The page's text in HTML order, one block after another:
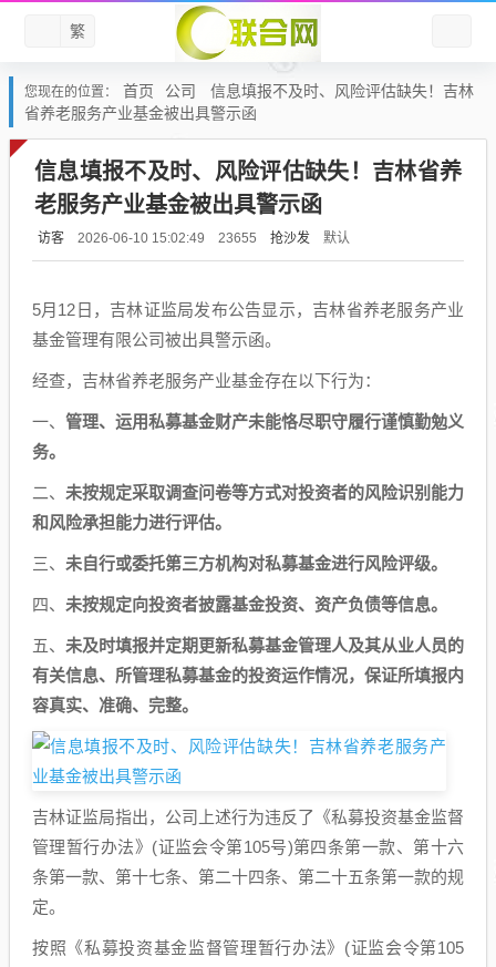
繁
您现在的位置： 首页 公司
信息填报不及时、风险评估缺失！吉林
省养老服务产业基金被出具警示函
信息填报不及时、风险评估缺失！吉林省养
老服务产业基金被出具警示函
访客 2026-06-10 15:02:49 23655 抢沙发 默认
5月12日，吉林证监局发布公告显示，吉林省养老服务产业
基金管理有限公司被出具警示函。
经查，吉林省养老服务产业基金存在以下行为：
一、 管理、运用私募基金财产未能恪尽职守履行谨慎勤勉义
务。
二、 未按规定采取调查问卷等方式对投资者的风险识别能力
和风险承担能力进行评估。
三、 未自行或委托第三方机构对私募基金进行风险评级。
四、 未按规定向投资者披露基金投资、资产负债等信息。
五、 未及时填报并定期更新私募基金管理人及其从业人员的
有关信息、所管理私募基金的投资运作情况，保证所填报内
容真实、准确、完整。
吉林证监局指出，公司上述行为违反了《私募投资基金监督
管理暂行办法》(证监会令第105号)第四条第一款、第十六
条第一款、第十七条、第二十四条、第二十五条第一款的规
定。
按照《私募投资基金监督管理暂行办法》(证监会令第105